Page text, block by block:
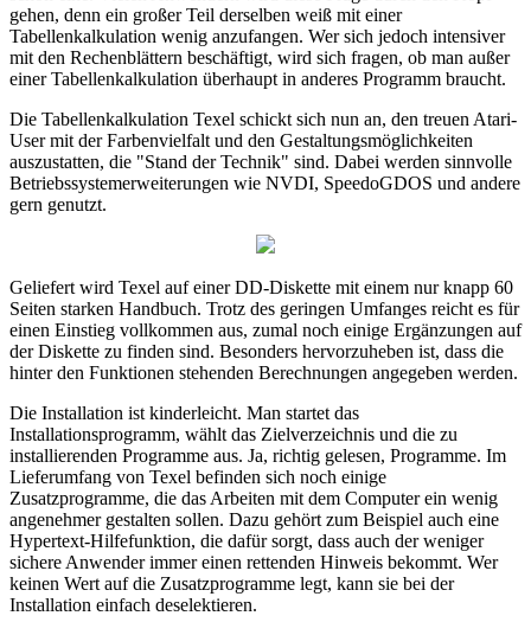
gehen, denn ein großer Teil derselben weiß mit einer
Tabellenkalkulation wenig anzufangen. Wer sich jedoch intensiver
mit den Rechenblättern beschäftigt, wird sich fragen, ob man außer
einer Tabellenkalkulation überhaupt in anderes Programm braucht.
Die Tabellenkalkulation Texel schickt sich nun an, den treuen Atari-
User mit der Farbenvielfalt und den Gestaltungsmöglichkeiten
auszustatten, die "Stand der Technik" sind. Dabei werden sinnvolle
Betriebssystemerweiterungen wie NVDI, SpeedoGDOS und andere
gern genutzt.
Geliefert wird Texel auf einer DD-Diskette mit einem nur knapp 60
Seiten starken Handbuch. Trotz des geringen Umfanges reicht es für
einen Einstieg vollkommen aus, zumal noch einige Ergänzungen auf
der Diskette zu finden sind. Besonders hervorzuheben ist, dass die
hinter den Funktionen stehenden Berechnungen angegeben werden.
Die Installation ist kinderleicht. Man startet das
Installationsprogramm, wählt das Zielverzeichnis und die zu
installierenden Programme aus. Ja, richtig gelesen, Programme. Im
Lieferumfang von Texel befinden sich noch einige
Zusatzprogramme, die das Arbeiten mit dem Computer ein wenig
angenehmer gestalten sollen. Dazu gehört zum Beispiel auch eine
Hypertext-Hilfefunktion, die dafür sorgt, dass auch der weniger
sichere Anwender immer einen rettenden Hinweis bekommt. Wer
keinen Wert auf die Zusatzprogramme legt, kann sie bei der
Installation einfach deselektieren.